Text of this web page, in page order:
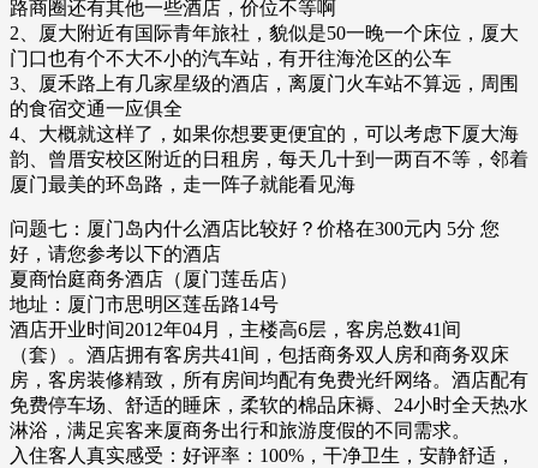
路商圈还有其他一些酒店，价位不等啊
2、厦大附近有国际青年旅社，貌似是50一晚一个床位，厦大
门口也有个不大不小的汽车站，有开往海沧区的公车
3、厦禾路上有几家星级的酒店，离厦门火车站不算远，周围
的食宿交通一应俱全
4、大概就这样了，如果你想要更便宜的，可以考虑下厦大海
韵、曾厝安校区附近的日租房，每天几十到一两百不等，邻着
厦门最美的环岛路，走一阵子就能看见海
问题七：厦门岛内什么酒店比较好？价格在300元内 5分 您
好，请您参考以下的酒店
夏商怡庭商务酒店（厦门莲岳店）
地址：厦门市思明区莲岳路14号
酒店开业时间2012年04月，主楼高6层，客房总数41间
（套）。酒店拥有客房共41间，包括商务双人房和商务双床
房，客房装修精致，所有房间均配有免费光纤网络。酒店配有
免费停车场、舒适的睡床，柔软的棉品床褥、24小时全天热水
淋浴，满足宾客来厦商务出行和旅游度假的不同需求。
入住客人真实感受：好评率：100%，干净卫生，安静舒适，